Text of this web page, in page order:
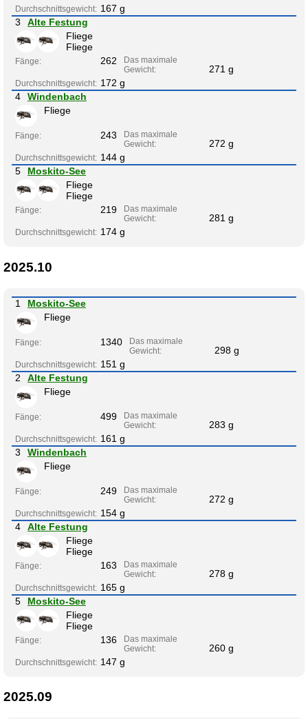
Durchschnittsgewicht: 167 g
3
Alte Festung
Fliege
Fliege
Fänge: 262
Das maximale
Gewicht:
271 g
Durchschnittsgewicht: 172 g
4
Windenbach
Fliege
Fänge: 243
Das maximale
Gewicht:
272 g
Durchschnittsgewicht: 144 g
5
Moskito-See
Fliege
Fliege
Fänge: 219
Das maximale
Gewicht:
281 g
Durchschnittsgewicht: 174 g
2025.10
1
Moskito-See
Fliege
Fänge: 1340
Das maximale
Gewicht:
298 g
Durchschnittsgewicht: 151 g
2
Alte Festung
Fliege
Fänge: 499
Das maximale
Gewicht:
283 g
Durchschnittsgewicht: 161 g
3
Windenbach
Fliege
Fänge: 249
Das maximale
Gewicht:
272 g
Durchschnittsgewicht: 154 g
4
Alte Festung
Fliege
Fliege
Fänge: 163
Das maximale
Gewicht:
278 g
Durchschnittsgewicht: 165 g
5
Moskito-See
Fliege
Fliege
Fänge: 136
Das maximale
Gewicht:
260 g
Durchschnittsgewicht: 147 g
2025.09